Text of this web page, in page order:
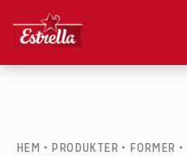
HEM • PRODUKTER • FORMER •